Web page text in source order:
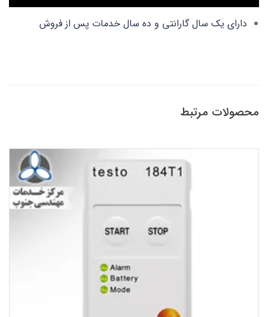
دارای یک سال گارانتی و ده سال خدمات پس از فروش
محصولات مرتبط